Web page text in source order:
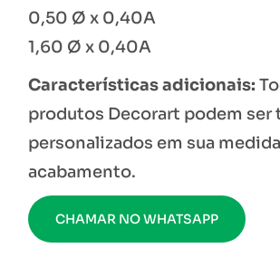
0,50 Ø x 0,40A
1,60 Ø x 0,40A
Características adicionais:
produtos Decorart podem
personalizados em sua
acabamento.
CHAMAR NO WHATSAPP